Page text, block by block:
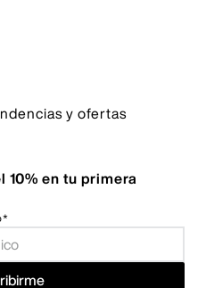
y ofertas
10% en tu primera